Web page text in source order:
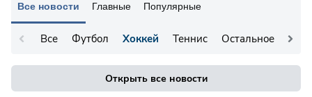
Все новости Главные Популярные
Все Футбол Хоккей Теннис Остальное
Открыть все новости